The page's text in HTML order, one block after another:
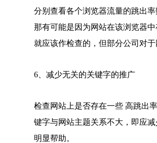
分别查看各个浏览器流量的跳出
那有可能是因为网站在该浏览器
就应该作检查的，但部分公司对
6、减少无关的关键字的推广
检查网站上是否存在一些 高跳出
键字与网站主题关系不大，即应
明显帮助。